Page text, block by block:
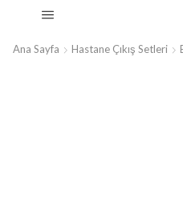
Ana Sayfa Hastane Çıkış Setleri